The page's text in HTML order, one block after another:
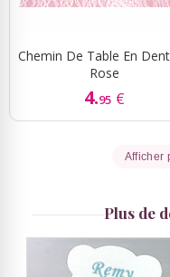
Chemin De Table En
Rose
4.95 €
Afficher
Plus de